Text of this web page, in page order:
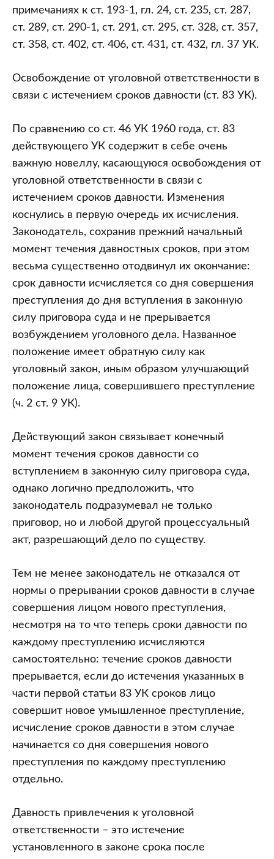
примечаниях к ст. 193-1, гл. 24, ст. 235, ст. 287,
ст. 289, ст. 290-1, ст. 291, ст. 295, ст. 328, ст. 357,
ст. 358, ст. 402, ст. 406, ст. 431, ст. 432, гл. 37 УК.
Освобождение от уголовной ответственности в
связи с истечением сроков давности (ст. 83 УК).
По сравнению со ст. 46 УК 1960 года, ст. 83
действующего УК содержит в себе очень
важную новеллу, касающуюся освобождения от
уголовной ответственности в связи с
истечением сроков давности. Изменения
коснулись в первую очередь их исчисления.
Законодатель, сохранив прежний начальный
момент течения давностных сроков, при этом
весьма существенно отодвинул их окончание:
срок давности исчисляется со дня совершения
преступления до дня вступления в законную
силу приговора суда и не прерывается
возбуждением уголовного дела. Названное
положение имеет обратную силу как
уголовный закон, иным образом улучшающий
положение лица, совершившего преступление
(ч. 2 ст. 9 УК).
Действующий закон связывает конечный
момент течения сроков давности со
вступлением в законную силу приговора суда,
однако логично предположить, что
законодатель подразумевал не только
приговор, но и любой другой процессуальный
акт, разрешающий дело по существу.
Тем не менее законодатель не отказался от
нормы о прерывании сроков давности в случае
совершения лицом нового преступления,
несмотря на то что теперь сроки давности по
каждому преступлению исчисляются
самостоятельно: течение сроков давности
прерывается, если до истечения указанных в
части первой статьи 83 УК сроков лицо
совершит новое умышленное преступление,
исчисление сроков давности в этом случае
начинается со дня совершения нового
преступления по каждому преступлению
отдельно.
Давность привлечения к уголовной
ответственности – это истечение
установленного в законе срока после